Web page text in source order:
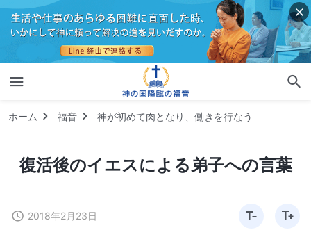
ホーム 福音 神が初めて肉となり、働きを行なう
復活後のイエスによる弟子への言葉
2018年2月23日